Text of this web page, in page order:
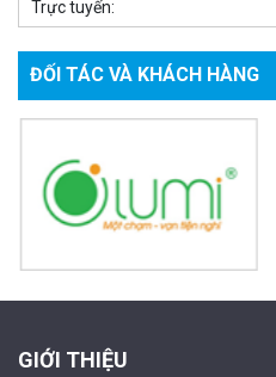
1.939.000 đ
Trực tuyến:
ĐỐI TÁC VÀ KHÁCH HÀNG
GIỚI THIỆU